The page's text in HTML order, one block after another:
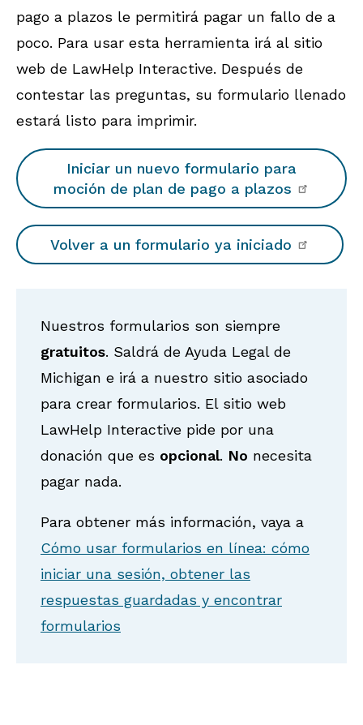
pago a plazos le permitirá pagar un fallo de a
poco. Para usar esta herramienta irá al sitio
web de LawHelp Interactive. Después de
contestar las preguntas, su formulario llenado
estará listo para imprimir.
Iniciar un nuevo formulario para
moción de plan de pago a plazos
Volver a un formulario ya iniciado
Nuestros formularios son siempre
gratuitos. Saldrá de Ayuda Legal de
Michigan e irá a nuestro sitio asociado
para crear formularios. El sitio web
LawHelp Interactive pide por una
donación que es opcional. No necesita
pagar nada.
Para obtener más información, vaya a
Cómo usar formularios en línea: cómo
iniciar una sesión, obtener las
respuestas guardadas y encontrar
formularios